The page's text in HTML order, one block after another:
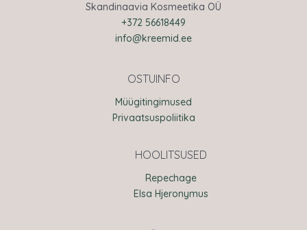
Skandinaavia Kosmeetika OÜ
+372 56618449
info@kreemid.ee
OSTUINFO
Müügitingimused
Privaatsuspoliitika
HOOLITSUSED
Repechage
Elsa Hjeronymus